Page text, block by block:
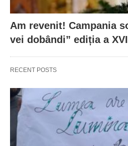
Am revenit! Campania
vei dobândi” ediția a
RECENT POSTS